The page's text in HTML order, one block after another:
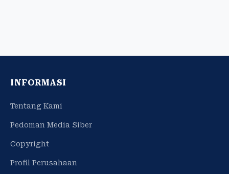
INFORMASI
Tentang Kami
Pedoman Media Siber
Copyright
Profil Perusahaan